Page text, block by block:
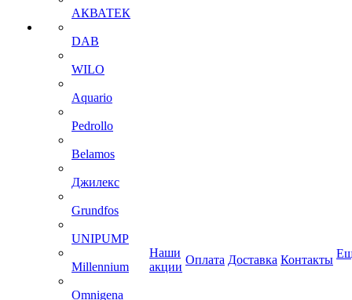
АКВАТЕК
DAB
WILO
Aquario
Pedrollo
Belamos
Джилекс
Grundfos
UNIPUMP
Millennium
Omnigena
Наши
акции
Оплата Доставка Контакты